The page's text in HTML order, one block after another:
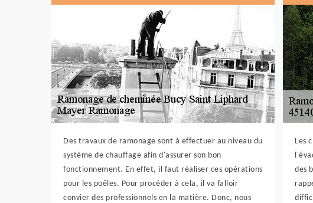
Des travaux de ramonage sont à effectuer au niveau du
système de chauffage afin d'assurer son bon
fonctionnement. En effet, il faut réaliser ces opérations
pour les poêles. Pour procéder à cela, il va falloir
convier des professionnels en la matière. Donc, nous
Les
des